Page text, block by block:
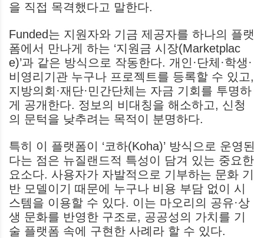
을 직접 목격했다고 말한다.
Funded는 지원자와 기금 제공자를 하나의 플랫
폼에서 만나게 하는 ‘지원금 시장(Marketplac
e)’과 같은 방식으로 작동한다. 개인·단체·학생·
비영리기관 누구나 프로젝트를 등록할 수 있고,
지방의회·재단·민간단체는 자금 기회를 투명하
게 공개한다. 정보의 비대칭을 해소하고, 신청
의 문턱을 낮추려는 목적이 분명하다.
특히 이 플랫폼이 ‘코하(Koha)’ 방식으로 운영된
다는 점은 뉴질랜드적 특성이 담겨 있는 중요한
요소다. 사용자가 자발적으로 기부하는 문화 기
반 모델이기 때문에 누구나 비용 부담 없이 시
스템을 이용할 수 있다. 이는 마오리의 공유·상
생 문화를 반영한 구조로, 공공성의 가치를 기
술 플랫폼 속에 구현한 사례라 할 수 있다.